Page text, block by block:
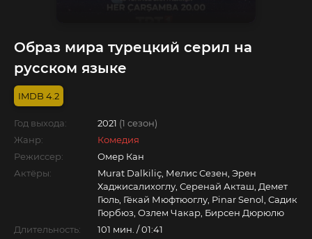
Образ мира турецкий серил на
русском языке
4.2
Год выхода: 2021 (1 сезон)
Жанр:
Комедия
Режиссер:
Омер Кан
Актёры:
Murat Dalkiliç, Мелис Сезен, Эрен
Хаджисалихоглу, Серенай Акташ, Демет
Гюль, Гёкай Мюфтюоглу, Pinar Senol, Садик
Гюрбюз, Озлем Чакар, Бирсен Дюрюлю
Длительность:
101 мин. / 01:41